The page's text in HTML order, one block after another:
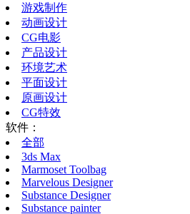
游戏制作
动画设计
CG电影
产品设计
环境艺术
平面设计
原画设计
CG特效
软件：
全部
3ds Max
Marmoset Toolbag
Marvelous Designer
Substance Designer
Substance painter